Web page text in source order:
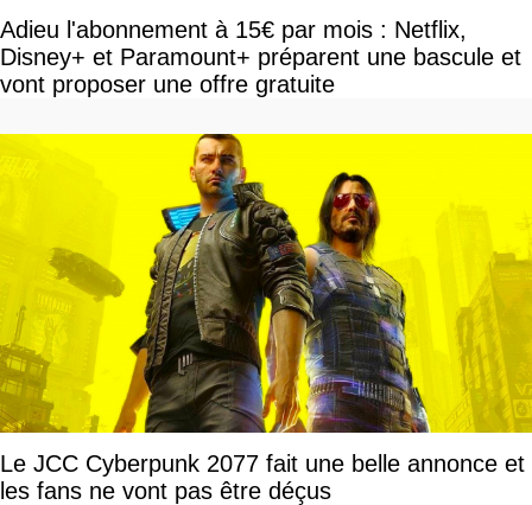
Adieu l'abonnement à 15€ par mois : Netflix,
Disney+ et Paramount+ préparent une bascule et
vont proposer une offre gratuite
Le JCC Cyberpunk 2077 fait une belle annonce et
les fans ne vont pas être déçus